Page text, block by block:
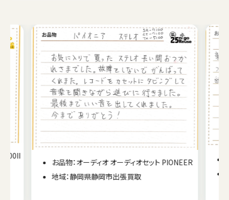
お品物：オーディオ オーディオセット PIONEER
地域：静岡県静岡市出張買取